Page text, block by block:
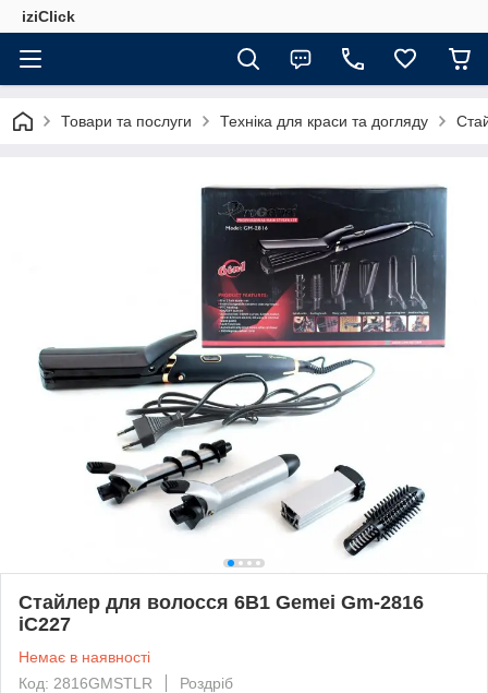
iziClick
Товари та послуги Техніка для краси та догляду
Стайлер для волосся 6В1 Gemei Gm-2816
iC227
Немає в наявності
Код: 2816GMSTLR
Роздріб